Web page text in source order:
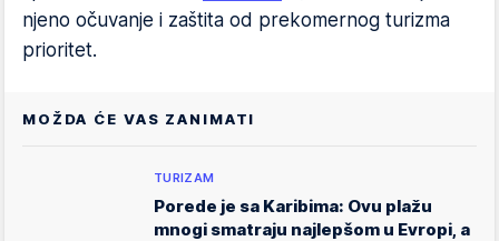
njeno očuvanje i zaštita od prekomernog turizma
prioritet.
MOŽDA ĆE VAS ZANIMATI
TURIZAM
Porede je sa Karibima: Ovu plažu
mnogi smatraju najlepšom u Evropi, a